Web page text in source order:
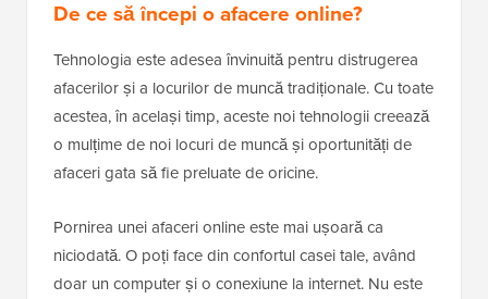
De ce să începi o afacere online?
Tehnologia este adesea învinuită pentru distrugerea
afacerilor și a locurilor de muncă tradiționale. Cu toate
acestea, în același timp, aceste noi tehnologii creează
o mulțime de noi locuri de muncă și oportunități de
afaceri gata să fie preluate de oricine.
Pornirea unei afaceri online este mai ușoară ca
niciodată. O poți face din confortul casei tale, având
doar un computer și o conexiune la internet. Nu este